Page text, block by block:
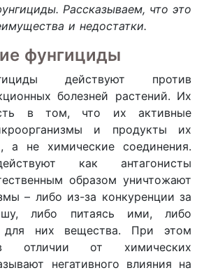
Рассказываем, что это
и недостатки.
фунгициды
действуют против
болезней растений. Их
в том, что их активные
и продукты их
а не химические соединения.
как антагонисты
образом уничтожают
– либо из-за конкуренции за
либо питаясь ими, либо
для них вещества. При этом
отличии от химических
негативного влияния на